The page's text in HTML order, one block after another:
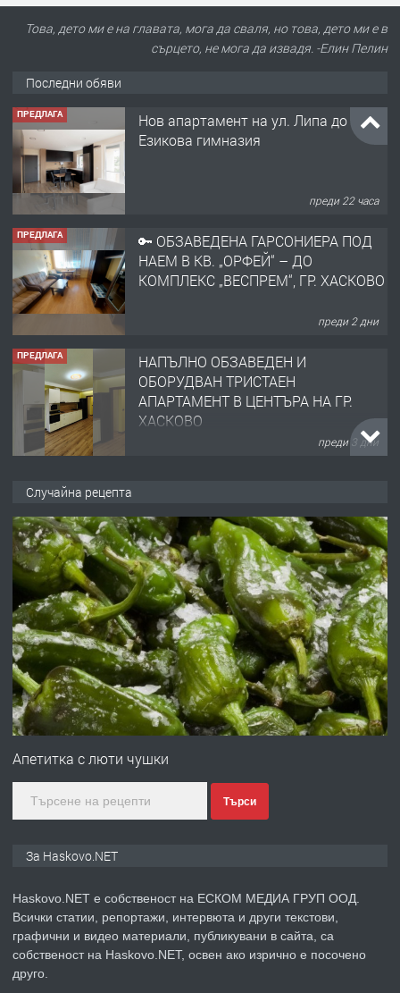
Това, дето ми е на главата, мога да сваля, но това, дето ми е в
сърцето, не мога да извадя. -Елин Пелин
Последни обяви
ПРЕДЛАГА
Нов апартамент на ул. Липа до
Езикова гимназия
преди 22 часа
ПРЕДЛАГА
🔑 ОБЗАВЕДЕНА ГАРСОНИЕРА ПОД
НАЕМ В КВ. „ОРФЕЙ“ – ДО
КОМПЛЕКС „ВЕСПРЕМ“, ГР. ХАСКОВО
преди 2 дни
ПРЕДЛАГА
НАПЪЛНО ОБЗАВЕДЕН И
ОБОРУДВАН ТРИСТАЕН
АПАРТАМЕНТ В ЦЕНТЪРА НА ГР.
ХАСКОВО
преди 3 дни
преди 3 дни
ПРЕДЛАГА
№4120 Магазин/Офис под наем в кв.
Любен Каравелов, Хасково-близо до
градската градина!
преди 3 дни
ПРЕДЛАГА
ПРОСТОРЕН ТРИСТАЕН
КУБА
преди 4 дни
ПРЕДЛАГА СГЛОБЯВАНЕ НА МЕБЕЛИ.
Случайна рецепта
Апетитка с люти чушки
Търси
За Haskovo.NET
Haskovo.NET е собственост на ЕСКОМ МЕДИА ГРУП ООД.
Всички статии, репортажи, интервюта и други текстови,
графични и видео материали, публикувани в сайта, са
собственост на Haskovo.NET, освен ако изрично е посочено
друго.